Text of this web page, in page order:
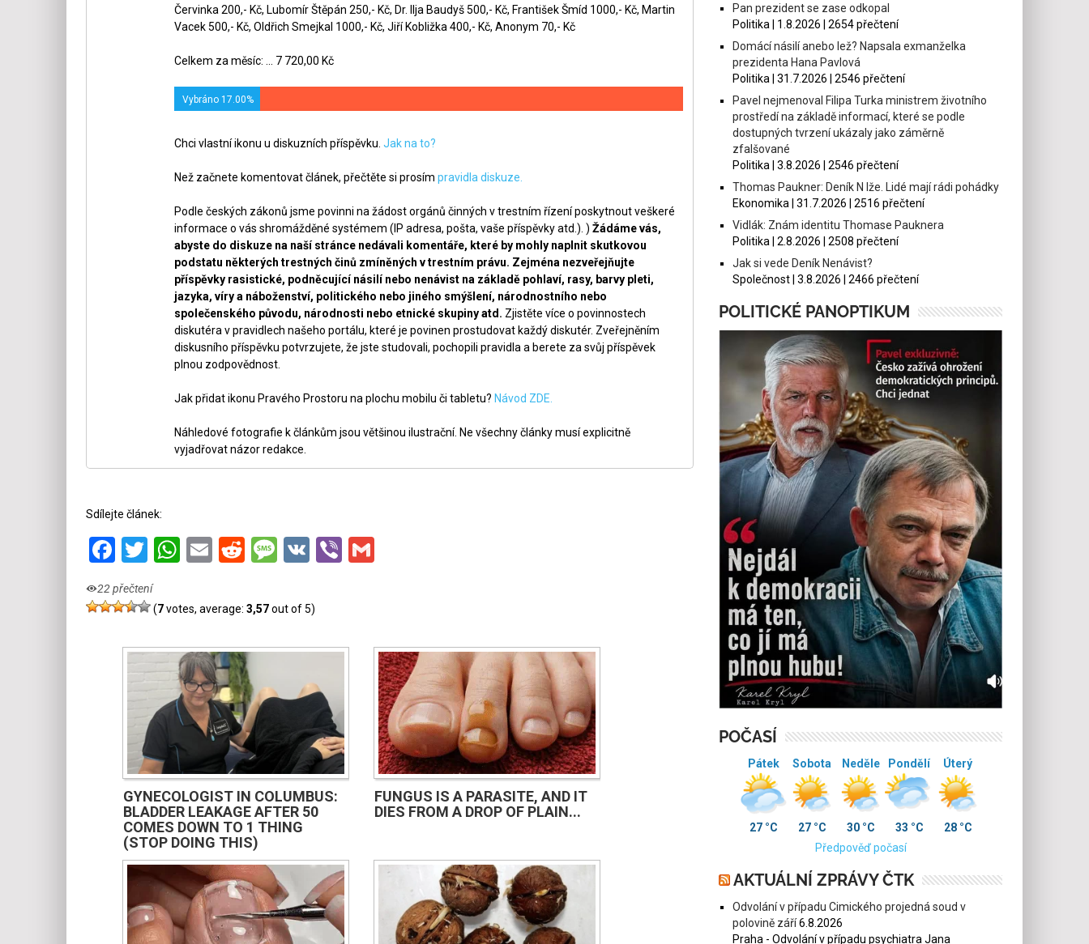
Červinka 200,- Kč, Lubomír Štěpán 250,- Kč, Dr. Ilja Baudyš 500,- Kč, František Šmíd 1000,- Kč, Martin
Vacek 500,- Kč, Oldřich Smejkal 1000,- Kč, Jiří Kobližka 400,- Kč, Anonym 70,- Kč
Celkem za měsíc: ... 7 720,00 Kč
Vybráno 17.00%
Chci vlastní ikonu u diskuzních příspěvku. Jak na to?
Než začnete komentovat článek, přečtěte si prosím pravidla diskuze.
Podle českých zákonů jsme povinni na žádost orgánů činných v trestním řízení poskytnout veškeré
informace o vás shromážděné systémem (IP adresa, pošta, vaše příspěvky atd.). ) Žádáme vás,
abyste do diskuze na naší stránce nedávali komentáře, které by mohly naplnit skutkovou
podstatu některých trestných činů zmíněných v trestním právu. Zejména nezveřejňujte
příspěvky rasistické, podněcující násilí nebo nenávist na základě pohlaví, rasy, barvy pleti,
jazyka, víry a náboženství, politického nebo jiného smýšlení, národnostního nebo
společenského původu, národnosti nebo etnické skupiny atd. Zjistěte více o povinnostech
diskutéra v pravidlech našeho portálu, které je povinen prostudovat každý diskutér. Zveřejněním
diskusního příspěvku potvrzujete, že jste studovali, pochopili pravidla a berete za svůj příspěvek
plnou zodpovědnost.
Jak přidat ikonu Pravého Prostoru na plochu mobilu či tabletu? Návod ZDE.
Náhledové fotografie k článkům jsou většinou ilustrační. Ne všechny články musí explicitně
vyjadřovat názor redakce.
Sdílejte článek:
Facebook
Twitter
WhatsApp
EmailRedditMessage
VKViberGmail
22 přečtení
(7votes, average: 3,57out of 5)
GYNECOLOGIST IN COLUMBUS:
BLADDER LEAKAGE AFTER 50
COMES DOWN TO 1 THING
(STOP DOING THIS)
FUNGUS IS A PARASITE, AND IT
DIES FROM A DROP OF PLAIN...
Pan prezident se zase odkopal
Politika | 1.8.2026 | 2654 přečtení
Domácí násilí anebo lež? Napsala exmanželka
prezidenta Hana Pavlová
Politika | 31.7.2026 | 2546 přečtení
Pavel nejmenoval Filipa Turka ministrem životního
prostředí na základě informací, které se podle
dostupných tvrzení ukázaly jako záměrně
zfalšované
Politika | 3.8.2026 | 2546 přečtení
Thomas Paukner: Deník N lže. Lidé mají rádi pohádky
Ekonomika | 31.7.2026 | 2516 přečtení
Vidlák: Znám identitu Thomase Pauknera
Politika | 2.8.2026 | 2508 přečtení
Jak si vede Deník Nenávist?
Společnost | 3.8.2026 | 2466 přečtení
POLITICKÉ PANOPTIKUM
POČASÍ
Pátek
27 °C
Sobota
27 °C
Neděle
30 °C
Pondělí
33 °C
Úterý
28 °C
Předpověď počasí
AKTUÁLNÍ ZPRÁVY ČTK
Odvolání v případu Cimického projedná soud v
polovině září6.8.2026
Praha - Odvolání v případu psychiatra Jana